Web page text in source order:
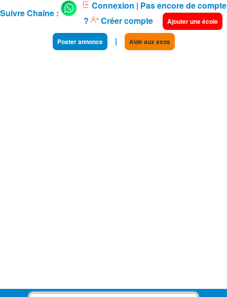
Suivre Chaîne :
Connexion | Pas encore de compte
?
Créer compte Ajouter une école
Poster annonce | Aide aux exos